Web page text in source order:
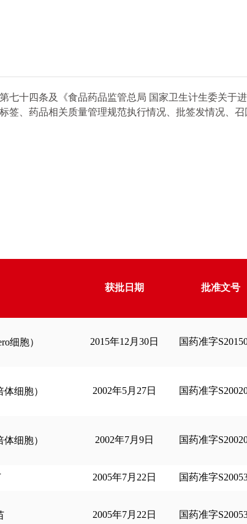
七十四条及《食品药品监管总局 国家卫生计生委关于
签、药品相关质量管理规范执行情况、批签发情况、
获批日期 批准文号
细胞） 2015年12月30日 国药准字
细胞） 2002年5月27日 国药准字
细胞） 2002年7月9日 国药准字
2005年7月22日 国药准字
2005年7月22日 国药准字